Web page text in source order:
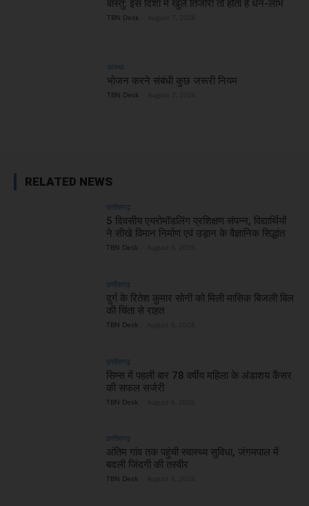
वास्तु: इस दिशा में खुले तिजोरी तो होता है धन-लाभ
TBN Desk
आस्था
भोजन करने संबंधी कुछ जरूरी नियम
TBN Desk
RELATED NEWS
छत्तीसगढ़
5 दिवसीय एयरोमॉडलिंग प्रशिक्षण संपन्न, विद्यार्थियों
ने सीखे विमान निर्माण एवं उड़ान के वैज्ञानिक सिद्धांत
TBN Desk
छत्तीसगढ़
दुर्ग के रितेश कुमार सोनी को मिली मासिक बिजली बिल
की चिंता से राहत
TBN Desk
छत्तीसगढ़
सिम्स में पहली बार 78 वर्षीय महिला के अंडाशय कैंसर
की सफल सर्जरी
TBN Desk
छत्तीसगढ़
अंतिम गांव तक पहुंची स्वास्थ्य सुविधा, जंगमपाल में
बदली जिंदगी की तस्वीर
TBN Desk